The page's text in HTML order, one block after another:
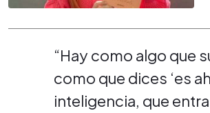
“Hay como algo que
como que dices ‘es
inteligencia, que